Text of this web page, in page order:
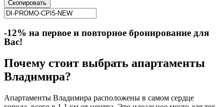
Скопировать
-12% на первое и повторное бронирование для
Вас!
Почему стоит выбрать апартаменты
Владимира?
Апартаменты Владимира расположены в самом сердце